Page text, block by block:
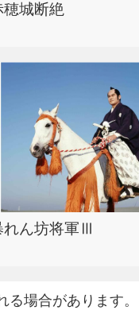
穂城断絶
れん坊将軍Ⅲ
場合があります。